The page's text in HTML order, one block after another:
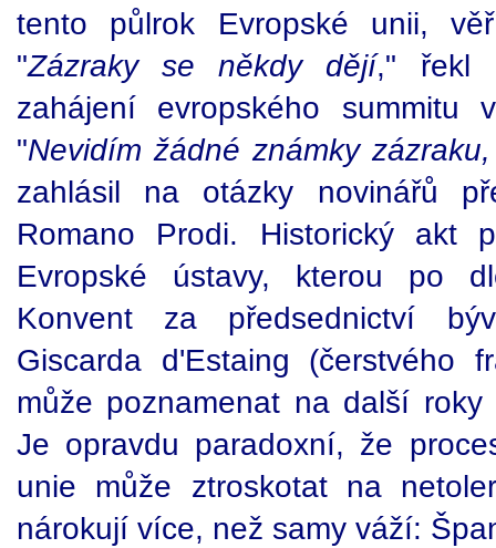
tento půlrok Evropské unii,
"Zázraky se někdy dějí," řekl
zahájení evropského
"Nevidím žádné známky
zahlásil na otázky novinářů
Romano Prodi. Historický akt
Evropské ústavy, kterou po
Konvent za předsednictví
Giscarda d'Estaing (čerstvého
může poznamenat na další
Je opravdu paradoxní, že
unie může ztroskotat na
nárokují více, než samy váží: